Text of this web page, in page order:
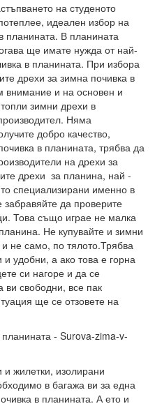
на студеното
идеален избор на
планината. В планината
ще имате нужда от най-
в планината. При избора
дрехи за зимна почивка в
внимание и на основен и
зимни дрехи в
Няма
добро качество,
в планината, трябва да
на дрехи за
дрехи за планина, най -
специализирани именно в
да проверите
Това също играе не малка
Не купувайте и зимни
не само, по тялото.Трябва
удобни, а ако това е горна
си нагоре и да се
ви свободни, все пак
ще се отзовете на
- Surova-zima-v-
жилетки, изолирани
в багажа ви за една
в планината. А ето и